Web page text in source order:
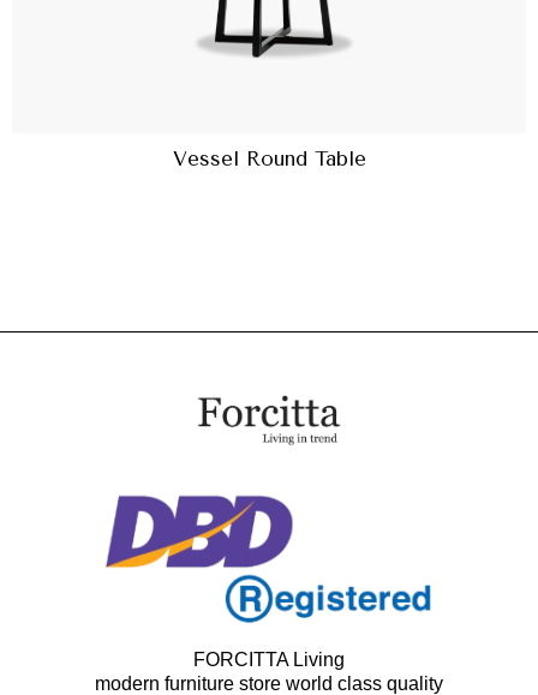
Vessel Round Table
FORCITTA Living
modern furniture store world class quality